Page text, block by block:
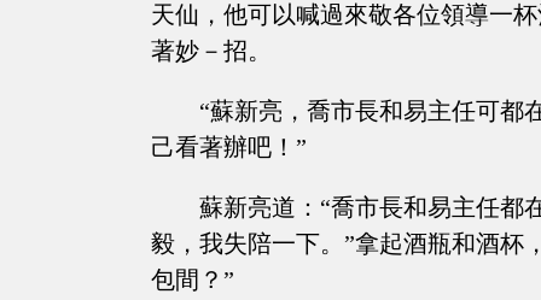
天仙，他可以喊過來敬各位領導一
著妙－招。
“蘇新亮，喬市長和易主任可都
己看著辦吧！”
蘇新亮道：“喬市長和易主任都
毅，我失陪一下。”拿起酒瓶和酒杯
包間？”